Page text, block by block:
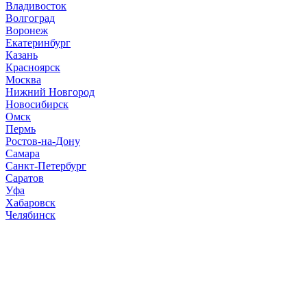
Владивосток
Волгоград
Воронеж
Екатеринбург
Казань
Красноярск
Москва
Нижний Новгород
Новосибирск
Омск
Пермь
Ростов-на-Дону
Самара
Санкт-Петербург
Саратов
Уфа
Хабаровск
Челябинск